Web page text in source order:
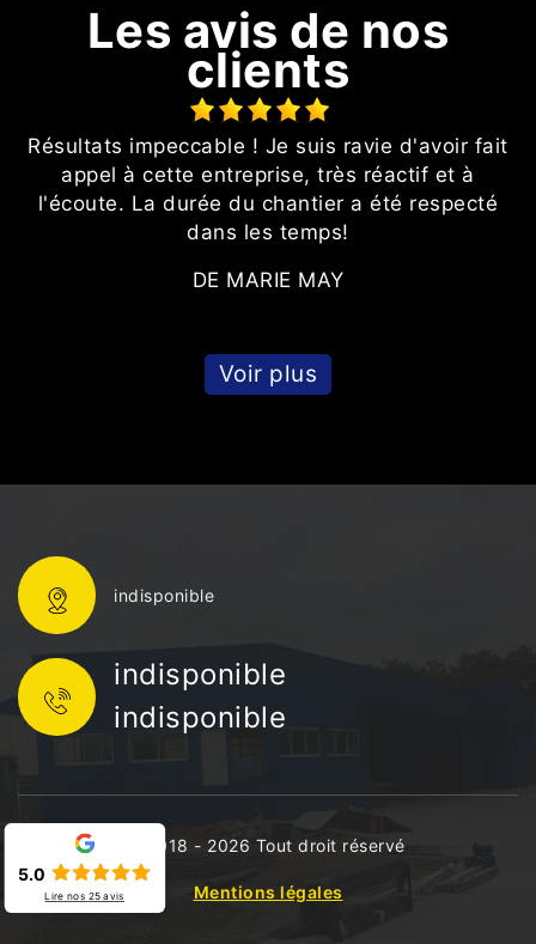
Les avis de nos
clients
Résultats impeccable ! Je suis ravie d'avoir fait
appel à cette entreprise, très réactif et à
l'écoute. La durée du chantier a été respecté
dans les temps!
DE MARIE MAY
Voir plus
indisponible
indisponible
indisponible
©2018 - 2026 Tout droit réservé
Mentions légales
5.0
Lire nos 25avis